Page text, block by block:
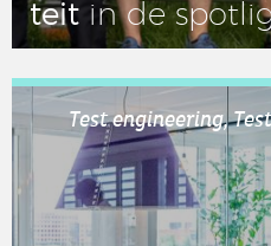
teit in de
LEES DIT ARTIKEL
Test engineering,